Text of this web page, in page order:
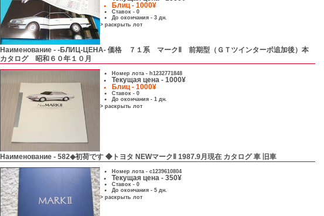
Блиц - 1000¥
Ставок - 0
До окончания - 3 дн.
> раскрыть лот
Наименование - -БЛИЦ-ЦЕНА- 価格 ７１系 マークⅡ 前期型（ＧＴツインターボ追加後）本
カタログ 昭和６０年１０月
Номер лота - h1232771848
Текущая цена - 1000¥
Блиц - 1000¥
Ставок - 0
До окончания - 1 дн.
> раскрыть лот
Наименование - 582◆初荷です ◆トヨタ NEWマークⅡ 1987.9月現在 カタログ 車 旧車
Номер лота - c1239610804
Текущая цена - 350¥
Ставок - 0
До окончания - 5 дн.
> раскрыть лот